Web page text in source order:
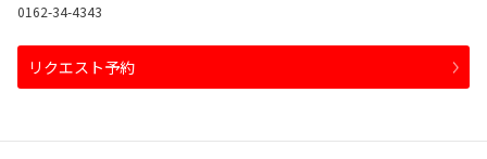
0162-34-4343
リクエスト予約